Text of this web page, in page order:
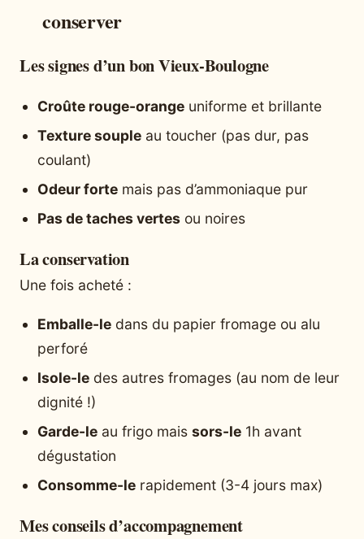
conserver
Les signes d’un bon Vieux-Boulogne
Croûte rouge-orange uniforme et brillante
Texture souple au toucher (pas dur, pas
coulant)
Odeur forte mais pas d’ammoniaque pur
Pas de taches vertes ou noires
La conservation
Une fois acheté :
Emballe-le dans du papier fromage ou alu
perforé
Isole-le des autres fromages (au nom de leur
dignité !)
Garde-le au frigo mais sors-le 1h avant
dégustation
Consomme-le rapidement (3-4 jours max)
Mes conseils d’accompagnement